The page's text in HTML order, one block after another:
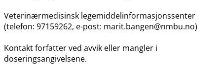
Veterinærmedisinsk legemiddelinformasjonssenter
(telefon: 97159262, e-post: marit.bangen@nmbu.no)
Kontakt forfatter ved avvik eller mangler i
doseringsangivelsene.